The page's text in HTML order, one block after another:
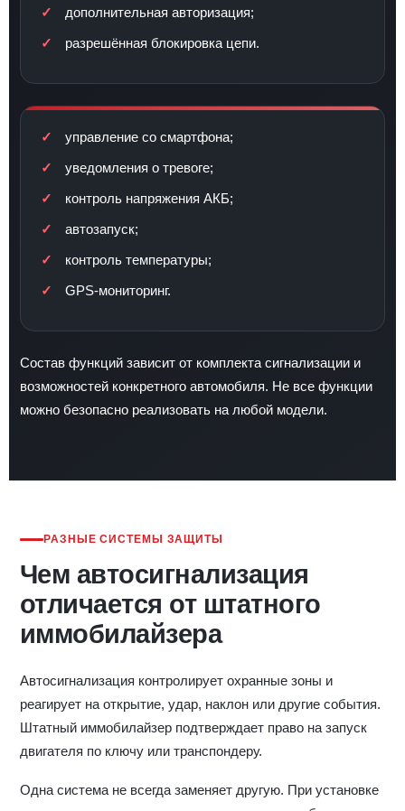
дополнительная авторизация;
разрешённая блокировка цепи.
управление со смартфона;
уведомления о тревоге;
контроль напряжения АКБ;
автозапуск;
контроль температуры;
GPS-мониторинг.
Состав функций зависит от комплекта сигнализации и
возможностей конкретного автомобиля. Не все функции
можно безопасно реализовать на любой модели.
РАЗНЫЕ СИСТЕМЫ ЗАЩИТЫ
Чем автосигнализация
отличается от штатного
иммобилайзера
Автосигнализация контролирует охранные зоны и
реагирует на открытие, удар, наклон или другие события.
Штатный иммобилайзер подтверждает право на запуск
двигателя по ключу или транспондеру.
Одна система не всегда заменяет другую. При установке